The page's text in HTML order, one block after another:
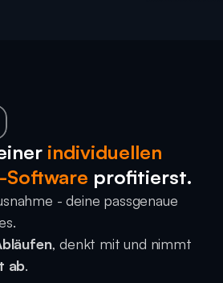
individuellen
Software profitierst.
- deine passgenaue
, denkt mit und nimmt
ab.